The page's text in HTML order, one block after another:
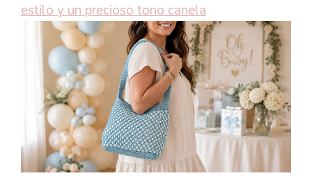
estilo y un precioso tono canela